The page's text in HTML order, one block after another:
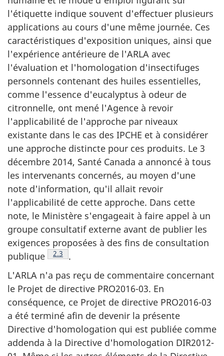
l'étiquette indique souvent d'effectuer plusieurs
applications au cours d'une même journée. Ces
caractéristiques d'exposition uniques, ainsi que
l'expérience antérieure de l'ARLA avec
l'évaluation et l'homologation d'insectifuges
personnels contenant des huiles essentielles,
comme l'essence d'eucalyptus à odeur de
citronnelle, ont mené l'Agence à revoir
l'applicabilité de l'approche par niveaux
existante dans le cas des IPCHE et à considérer
une approche distincte pour ces produits. Le 3
décembre 2014, Santé Canada a annoncé à tous
les intervenants concernés, au moyen d'une
note d'information, qu'il allait revoir
l'applicabilité de cette approche. Dans cette
note, le Ministère s'engageait à faire appel à un
groupe consultatif externe avant de publier les
exigences proposées à des fins de consultation
publique
Note de bas de page
2.3
.
L'ARLA n'a pas reçu de commentaire concernant
le Projet de directive PRO2016-03. En
conséquence, ce Projet de directive PRO2016-03
a été terminé afin de devenir la présente
Directive d'homologation qui est publiée comme
addenda à la Directive d'homologation DIR2012-